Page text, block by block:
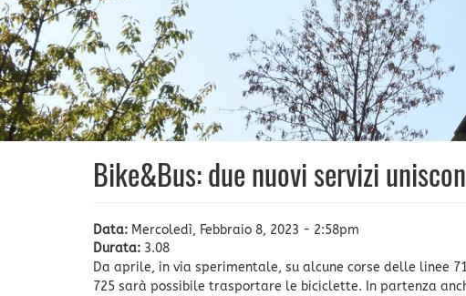
Bike&Bus: due nuovi servizi
Data: Mercoledì, Febbraio 8, 2023 - 2:58pm
Durata: 3.08
Da aprile, in via sperimentale, su alcune corse delle linee
725 sarà possibile trasportare le biciclette. In partenza